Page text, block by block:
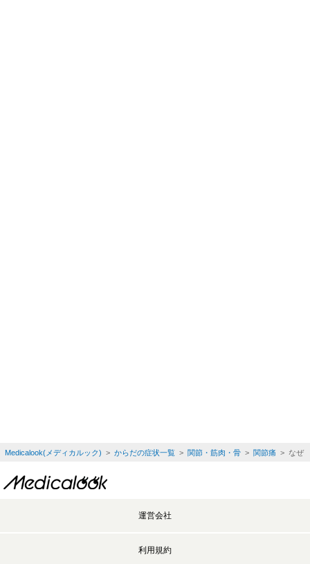
Medicalook(メディカルック) > からだの症状一覧> 関節・筋肉・骨> 関節痛 > なぜ
運営会社
利用規約